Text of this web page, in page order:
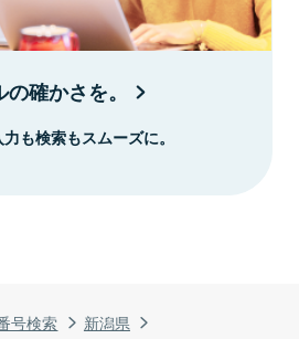
号検索
新潟県
確かさを。
も検索もスムーズに。